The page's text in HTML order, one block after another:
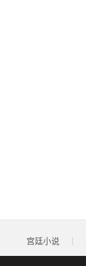
宫廷小说